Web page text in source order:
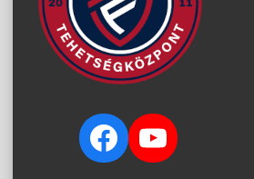
Facebook
YouTube